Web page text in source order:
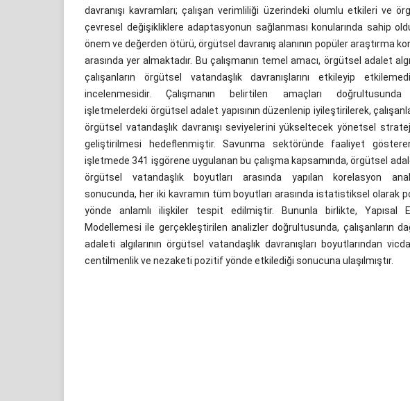
davranışı kavramları; çalışan verimliliği üzerindeki olumlu etkileri ve
çevresel değişikliklere adaptasyonun sağlanması konularında sahip
önem ve değerden ötürü, örgütsel davranış alanının popüler araştırma
arasında yer almaktadır. Bu çalışmanın temel amacı, örgütsel adalet
çalışanların örgütsel vatandaşlık davranışlarını etkileyip
incelenmesidir. Çalışmanın belirtilen amaçları
işletmelerdeki örgütsel adalet yapısının düzenlenip iyileştirilerek,
örgütsel vatandaşlık davranışı seviyelerini yükseltecek yönetsel
geliştirilmesi hedeflenmiştir. Savunma sektöründe faaliyet
işletmede 341 işgörene uygulanan bu çalışma kapsamında, örgütsel
örgütsel vatandaşlık boyutları arasında yapılan korelasyon
sonucunda, her iki kavramın tüm boyutları arasında istatistiksel olarak
yönde anlamlı ilişkiler tespit edilmiştir. Bununla birlikte, Yapısal
Modellemesi ile gerçekleştirilen analizler doğrultusunda, çalışanların
adaleti algılarının örgütsel vatandaşlık davranışları boyutlarından
centilmenlik ve nezaketi pozitif yönde etkilediği sonucuna ulaşılmıştır.